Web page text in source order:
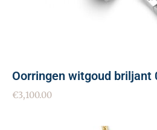
Oorringen witgoud briljant
€3,100.00